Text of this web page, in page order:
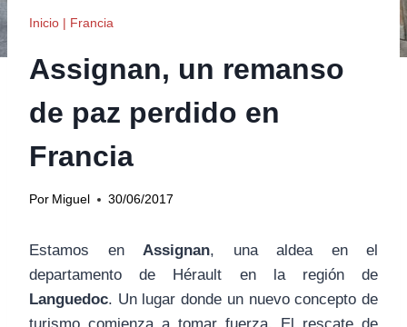
Inicio | Francia
Assignan, un remanso
de paz perdido en
Francia
Por Miguel 30/06/2017
Estamos en Assignan, una aldea en el
departamento de Hérault en la región de
Languedoc. Un lugar donde un nuevo concepto de